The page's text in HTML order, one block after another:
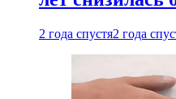
2 года спустя2 года